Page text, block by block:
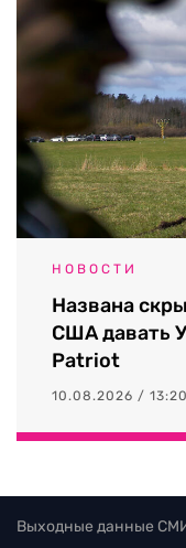
НОВОСТИ
Названа
США давать
Patriot
10.08.2026 / 13:20
Выходные данные